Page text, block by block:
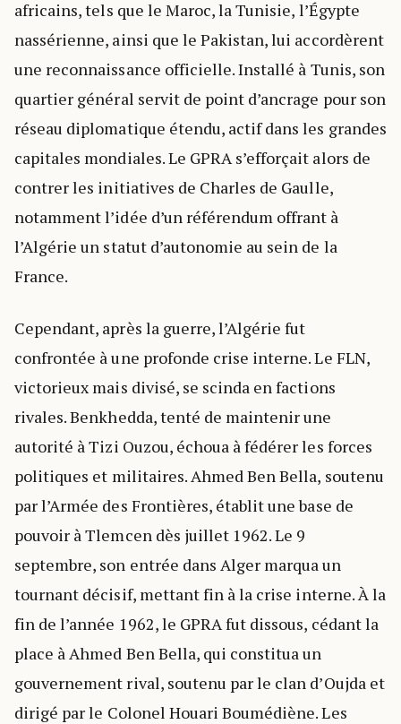
africains, tels que le Maroc, la Tunisie, l’Égypte
nassérienne, ainsi que le Pakistan, lui accordèrent
une reconnaissance officielle. Installé à Tunis, son
quartier général servit de point d’ancrage pour son
réseau diplomatique étendu, actif dans les grandes
capitales mondiales. Le GPRA s’efforçait alors de
contrer les initiatives de Charles de Gaulle,
notamment l’idée d’un référendum offrant à
l’Algérie un statut d’autonomie au sein de la
France.
Cependant, après la guerre, l’Algérie fut
confrontée à une profonde crise interne. Le FLN,
victorieux mais divisé, se scinda en factions
rivales. Benkhedda, tenté de maintenir une
autorité à Tizi Ouzou, échoua à fédérer les forces
politiques et militaires. Ahmed Ben Bella, soutenu
par l’Armée des Frontières, établit une base de
pouvoir à Tlemcen dès juillet 1962. Le 9
septembre, son entrée dans Alger marqua un
tournant décisif, mettant fin à la crise interne. À la
fin de l’année 1962, le GPRA fut dissous, cédant la
place à Ahmed Ben Bella, qui constitua un
gouvernement rival, soutenu par le clan d’Oujda et
dirigé par le Colonel Houari Boumédiène. Les